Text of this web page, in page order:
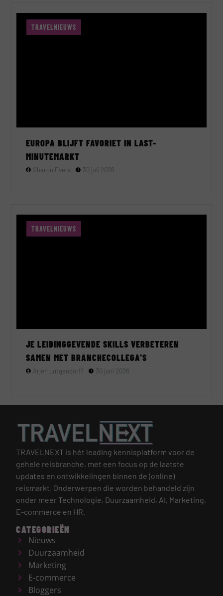
TRAVELNIEUWS
EUROPA BLIJFT FAVORIET IN LAST-
MINUTEMARKT
Sharon Evers 30 juli 2026
TRAVELNIEUWS
JE LEIDINGGEVENDE SKILLS VERBETEREN
SAMEN MET BRANCHECOLLEGA’S
Arjen Lutgendorff 30 juni 2026
TRAVELNEXT is hét leading kennisplatform voor de
gehele reisbranche, met een focus op de laatste
updates en ontwikkelingen binnen de (online)
reismarkt. Onderwerpen die worden behandeld zijn
onder meer Technologie, Duurzaamheid, AI, Marketing,
E-commerce en HR.
CATEGORIEËN
Nieuws
Duurzaamheid
Marketing
E-commerce
Bloggers